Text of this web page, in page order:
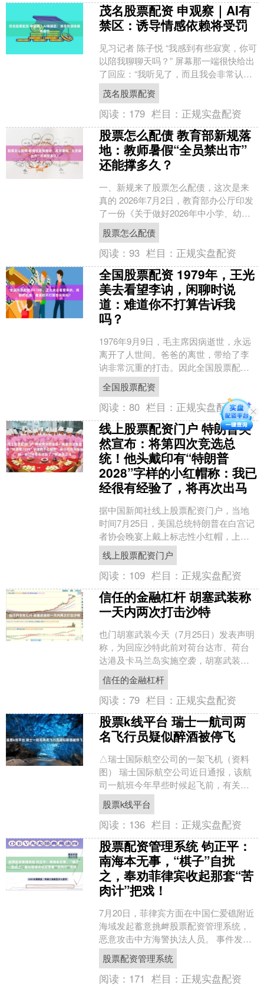
茂名股票配资 申观察｜AI有
禁区：诱导情感依赖将受罚
见习记者 陈子悦 “我感到有些寂寞，你可
以陪我聊聊天吗？” 屏幕那一端很快给出
了回应：“我听见了，而且我会非常认真
地回应你。” 这样的对话方式，正在成为
一些年轻....
茂名股票配资
阅读： 179 栏目： 正规实盘配资
股票怎么配债 教育部新规落
地：教师暑假“全员禁出市”
还能撑多久？
一、新规来了股票怎么配债，这次是来
真的 2026年7月2日，教育部办公厅印发
了一份《关于做好2026年中小学、幼儿
园暑期安全工作的通知》。文件一发，
教师群和家长....
股票怎么配债
阅读：93 栏目： 正规实盘配资
全国股票配资 1979年，王光
美去看望李讷，闲聊时说
道：难道你不打算告诉我
吗？
1976年9月9日，毛主席因病逝世，永远
离开了人世间。爸爸的离世，带给了李
讷非常沉重的打击。因此全国股票配
资，李讷的意志也越来越消沉。 这悲伤
是无解的，只能用时....
全国股票配资
阅读：80 栏目： 正规实盘配资
线上股票配资门户 特朗普突
然宣布：将第四次竞选总
统！他头戴印有“特朗普
2028”字样的小红帽称：我已
经很有经验了，将再次出马
据中国新闻社线上股票配资门户，当地
时间7月25日，美国总统特朗普在白宫记
者协会晚宴上戴上标志性小红帽，上面
有“特朗普2028”字样，并开玩笑称：竞选
总统这件事我....
线上股票配资门户
阅读： 109 栏目： 正规实盘配资
信任的金融杠杆 胡塞武装称
一天内两次打击沙特
也门胡塞武装今天（7月25日）发表声明
称，为回应沙特此前对荷台达市、荷台
达港及卡马兰岛实施空袭，胡塞武装力
量当天开展两次军事行动。 声明称，第
一次行动使用数十枚....
信任的金融杠杆
阅读：79 栏目： 正规实盘配资
股票k线平台 瑞士一航司两
名飞行员疑似醉酒被停飞
△瑞士国际航空公司的一架飞机（资料
图） 瑞士国际航空公司近日通报，该航
司一航班今年早些时候起飞前，有关部
门发现两名飞行员疑似处于醉酒状态，
因此改派其他飞行员代替....
股票k线平台
阅读： 136 栏目： 正规实盘配资
股票配资管理系统 钧正平：
南海本无事，“棋子”自扰
之，奉劝菲律宾收起那套“苦
肉计”把戏！
7月20日，菲律宾方面在中国仁爱礁附近
海域发起蓄意挑衅股票配资管理系统，
恶意攻击中方海警执法人员。 事件发生
数小时内，一众美西方媒体就“不约而同”
地采用“大国欺....
股票配资管理系统
阅读： 171 栏目： 正规实盘配资